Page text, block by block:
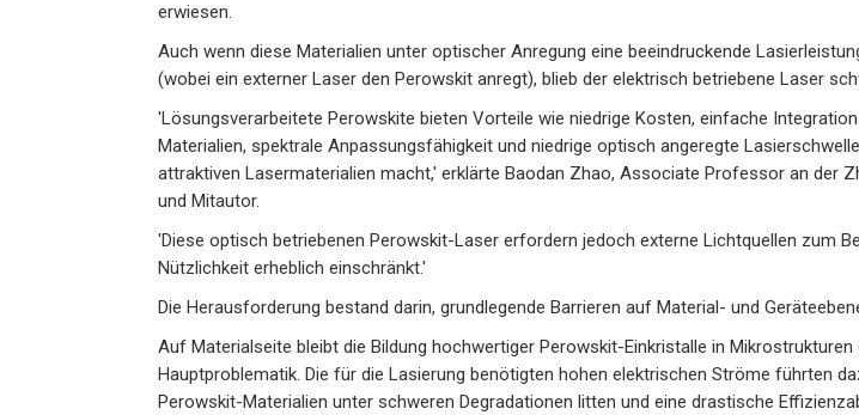
erwiesen.
Auch wenn diese Materialien unter optischer Anregung eine beeindruckende
(wobei ein externer Laser den Perowskit anregt), blieb der elektrisch betriebene Laser
'Lösungsverarbeitete Perowskite bieten Vorteile wie niedrige Kosten, einfache
Materialien, spektrale Anpassungsfähigkeit und niedrige optisch angeregte
attraktiven Lasermaterialien macht,' erklärte Baodan Zhao, Associate Professor an der
und Mitautor.
'Diese optisch betriebenen Perowskit-Laser erfordern jedoch externe Lichtquellen zum
Nützlichkeit erheblich einschränkt.'
Die Herausforderung bestand darin, grundlegende Barrieren auf Material- und
Auf Materialseite bleibt die Bildung hochwertiger Perowskit-Einkristalle in Mikrostrukturen
Hauptproblematik. Die für die Lasierung benötigten hohen elektrischen Ströme führten
Perowskit-Materialien unter schweren Degradationen litten und eine drastische